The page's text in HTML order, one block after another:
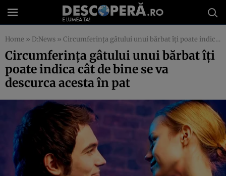
Home » D:News » Circumferinţa gâtului unui bărbat îţi poate indica cât de bine se va descurca acesta în pat
Circumferinţa gâtului unui bărbat îţi
poate indica cât de bine se va
descurca acesta în pat